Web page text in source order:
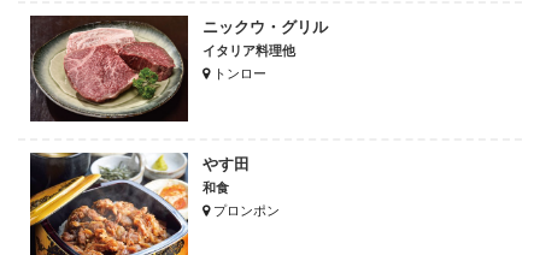
ニックウ・グリル
イタリア料理他
トンロー
やす田
和食
プロンポン